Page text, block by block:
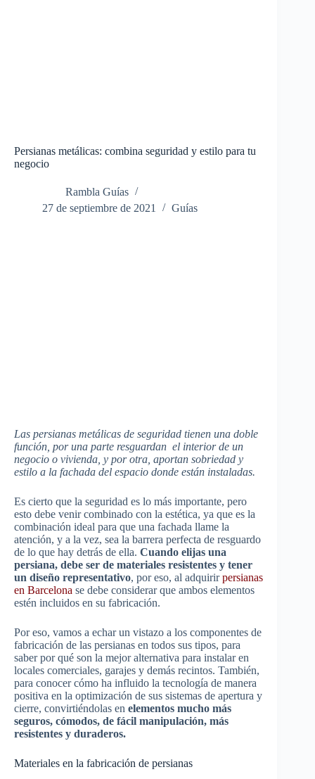
Persianas metálicas: combina seguridad y estilo para tu
negocio
Rambla Guías
27 de septiembre de 2021
Guías
Las persianas metálicas de seguridad tienen una doble
función, por una parte resguardan el interior de un
negocio o vivienda, y por otra, aportan sobriedad y
estilo a la fachada del espacio donde están instaladas.
Es cierto que la seguridad es lo más importante, pero
esto debe venir combinado con la estética, ya que es la
combinación ideal para que una fachada llame la
atención, y a la vez, sea la barrera perfecta de resguardo
de lo que hay detrás de ella. Cuando elijas una
persiana, debe ser de materiales resistentes y tener
un diseño representativo, por eso, al adquirirpersianas
en Barcelona se debe considerar que ambos elementos
estén incluidos en su fabricación.
Por eso, vamos a echar un vistazo a los componentes de
fabricación de las persianas en todos sus tipos, para
saber por qué son la mejor alternativa para instalar en
locales comerciales, garajes y demás recintos. También,
para conocer cómo ha influido la tecnología de manera
positiva en la optimización de sus sistemas de apertura y
cierre, convirtiéndolas en elementos mucho más
seguros, cómodos, de fácil manipulación, más
resistentes y duraderos.
Materiales en la fabricación de persianas